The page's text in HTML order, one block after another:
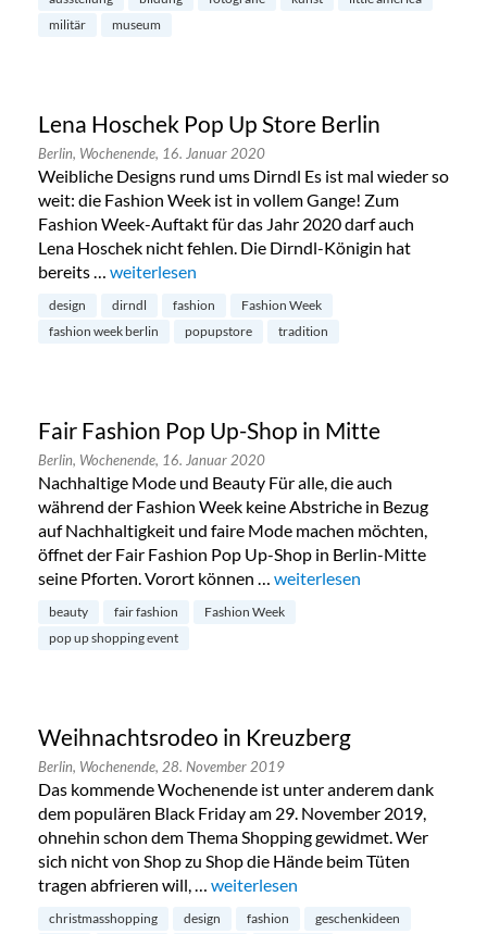
militär
museum
Lena Hoschek Pop Up Store Berlin
Berlin, Wochenende, 16. Januar 2020
Weibliche Designs rund ums Dirndl Es ist mal wieder so
weit: die Fashion Week ist in vollem Gange! Zum
Fashion Week-Auftakt für das Jahr 2020 darf auch
Lena Hoschek nicht fehlen. Die Dirndl-Königin hat
bereits … „Lena Hoschek Pop Up Store Berlin“
weiterlesen
design dirndl fashion
Fashion Week
fashion week berlin
popupstore tradition
Fair Fashion Pop Up-Shop in Mitte
Berlin, Wochenende, 16. Januar 2020
Nachhaltige Mode und Beauty Für alle, die auch
während der Fashion Week keine Abstriche in Bezug
auf Nachhaltigkeit und faire Mode machen möchten,
öffnet der Fair Fashion Pop Up-Shop in Berlin-Mitte
seine Pforten. Vorort können … „Fair Fashion Pop Up-Shop
weiterlesen
beauty fair fashion
Fashion Week
pop up shopping event
Weihnachtsrodeo in Kreuzberg
Berlin, Wochenende, 28. November 2019
Das kommende Wochenende ist unter anderem dank
dem populären Black Friday am 29. November 2019,
ohnehin schon dem Thema Shopping gewidmet. Wer
sich nicht von Shop zu Shop die Hände beim Tüten
tragen abfrieren will, … „Weihnachtsrodeo in Kreuzberg“
weiterlesen
christmasshopping design fashion
geschenkideen